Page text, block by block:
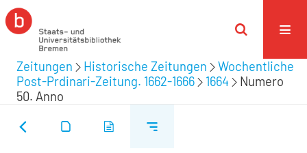
Zeitungen Historische Zeitungen
Wochentliche
Post-Prdinari-Zeitung. 1662-1666
1664
Numero
50. Anno